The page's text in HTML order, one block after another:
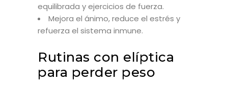
equilibrada y ejercicios de fuerza.
Mejora el ánimo, reduce el estrés y
refuerza el sistema inmune.
Rutinas con elíptica
para perder peso